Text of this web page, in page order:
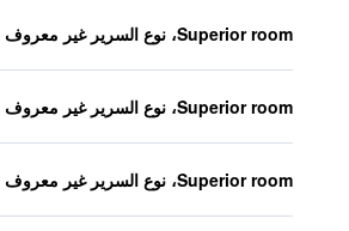
Superior room، نوع السرير غير معروف
Superior room، نوع السرير غير معروف
Superior room، نوع السرير غير معروف